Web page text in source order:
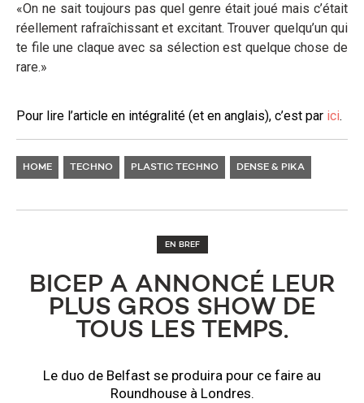
«On ne sait toujours pas quel genre était joué mais c’était
réellement rafraîchissant et excitant. Trouver quelqu’un qui
te file une claque avec sa sélection est quelque chose de
rare.»
Pour lire l’article en intégralité (et en anglais), c’est par ici.
HOME TECHNO PLASTIC TECHNO DENSE & PIKA
EN BREF
BICEP A ANNONCÉ LEUR
PLUS GROS SHOW DE
TOUS LES TEMPS.
Le duo de Belfast se produira pour ce faire au
Roundhouse à Londres.